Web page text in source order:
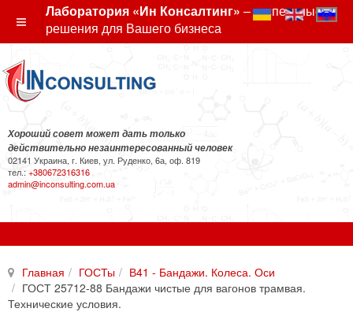
Лаборатория «Ин Консалтинг» – экспертные
решения для Вашего бизнеса
Хороший совет может дать только
действительно незаинтересованный человек
02141 Украина, г. Киев, ул. Руденко, 6а, оф. 819
тел.: +380672316316
admin@inconsulting.com.ua
Главная ГОСТы
В41 - Бандажи. Колеса. Оси
ГОСТ 25712-88 Бандажи чистые для вагонов трамвая.
Технические условия.